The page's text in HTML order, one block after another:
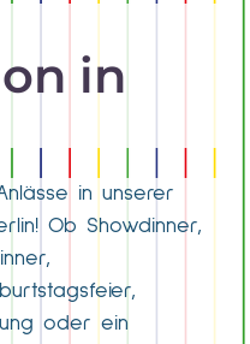
in
in unserer
Ob Showdinner,
oder ein